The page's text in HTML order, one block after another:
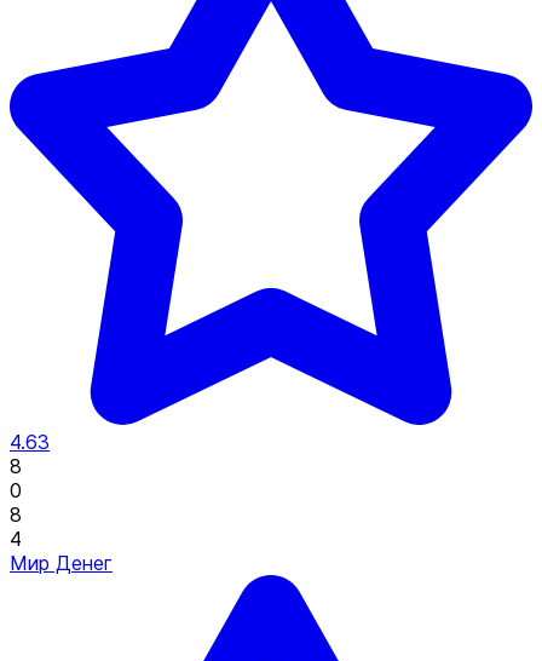
4.63
8
0
8
4
Мир Денег